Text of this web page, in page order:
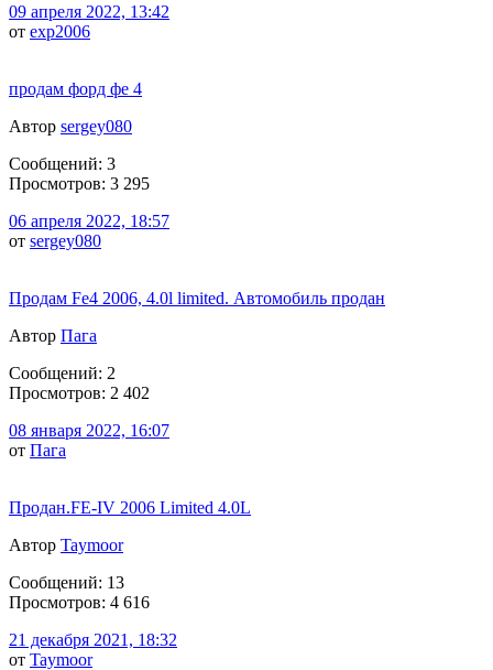
09 апреля 2022, 13:42
от exp2006
продам форд фе 4
Автор sergey080
Сообщений: 3
Просмотров: 3 295
06 апреля 2022, 18:57
от sergey080
Продам Fe4 2006, 4.0l limited. Автомобиль продан
Автор Пага
Сообщений: 2
Просмотров: 2 402
08 января 2022, 16:07
от Пага
Продан.FE-IV 2006 Limited 4.0L
Автор Taymoor
Сообщений: 13
Просмотров: 4 616
21 декабря 2021, 18:32
от Taymoor